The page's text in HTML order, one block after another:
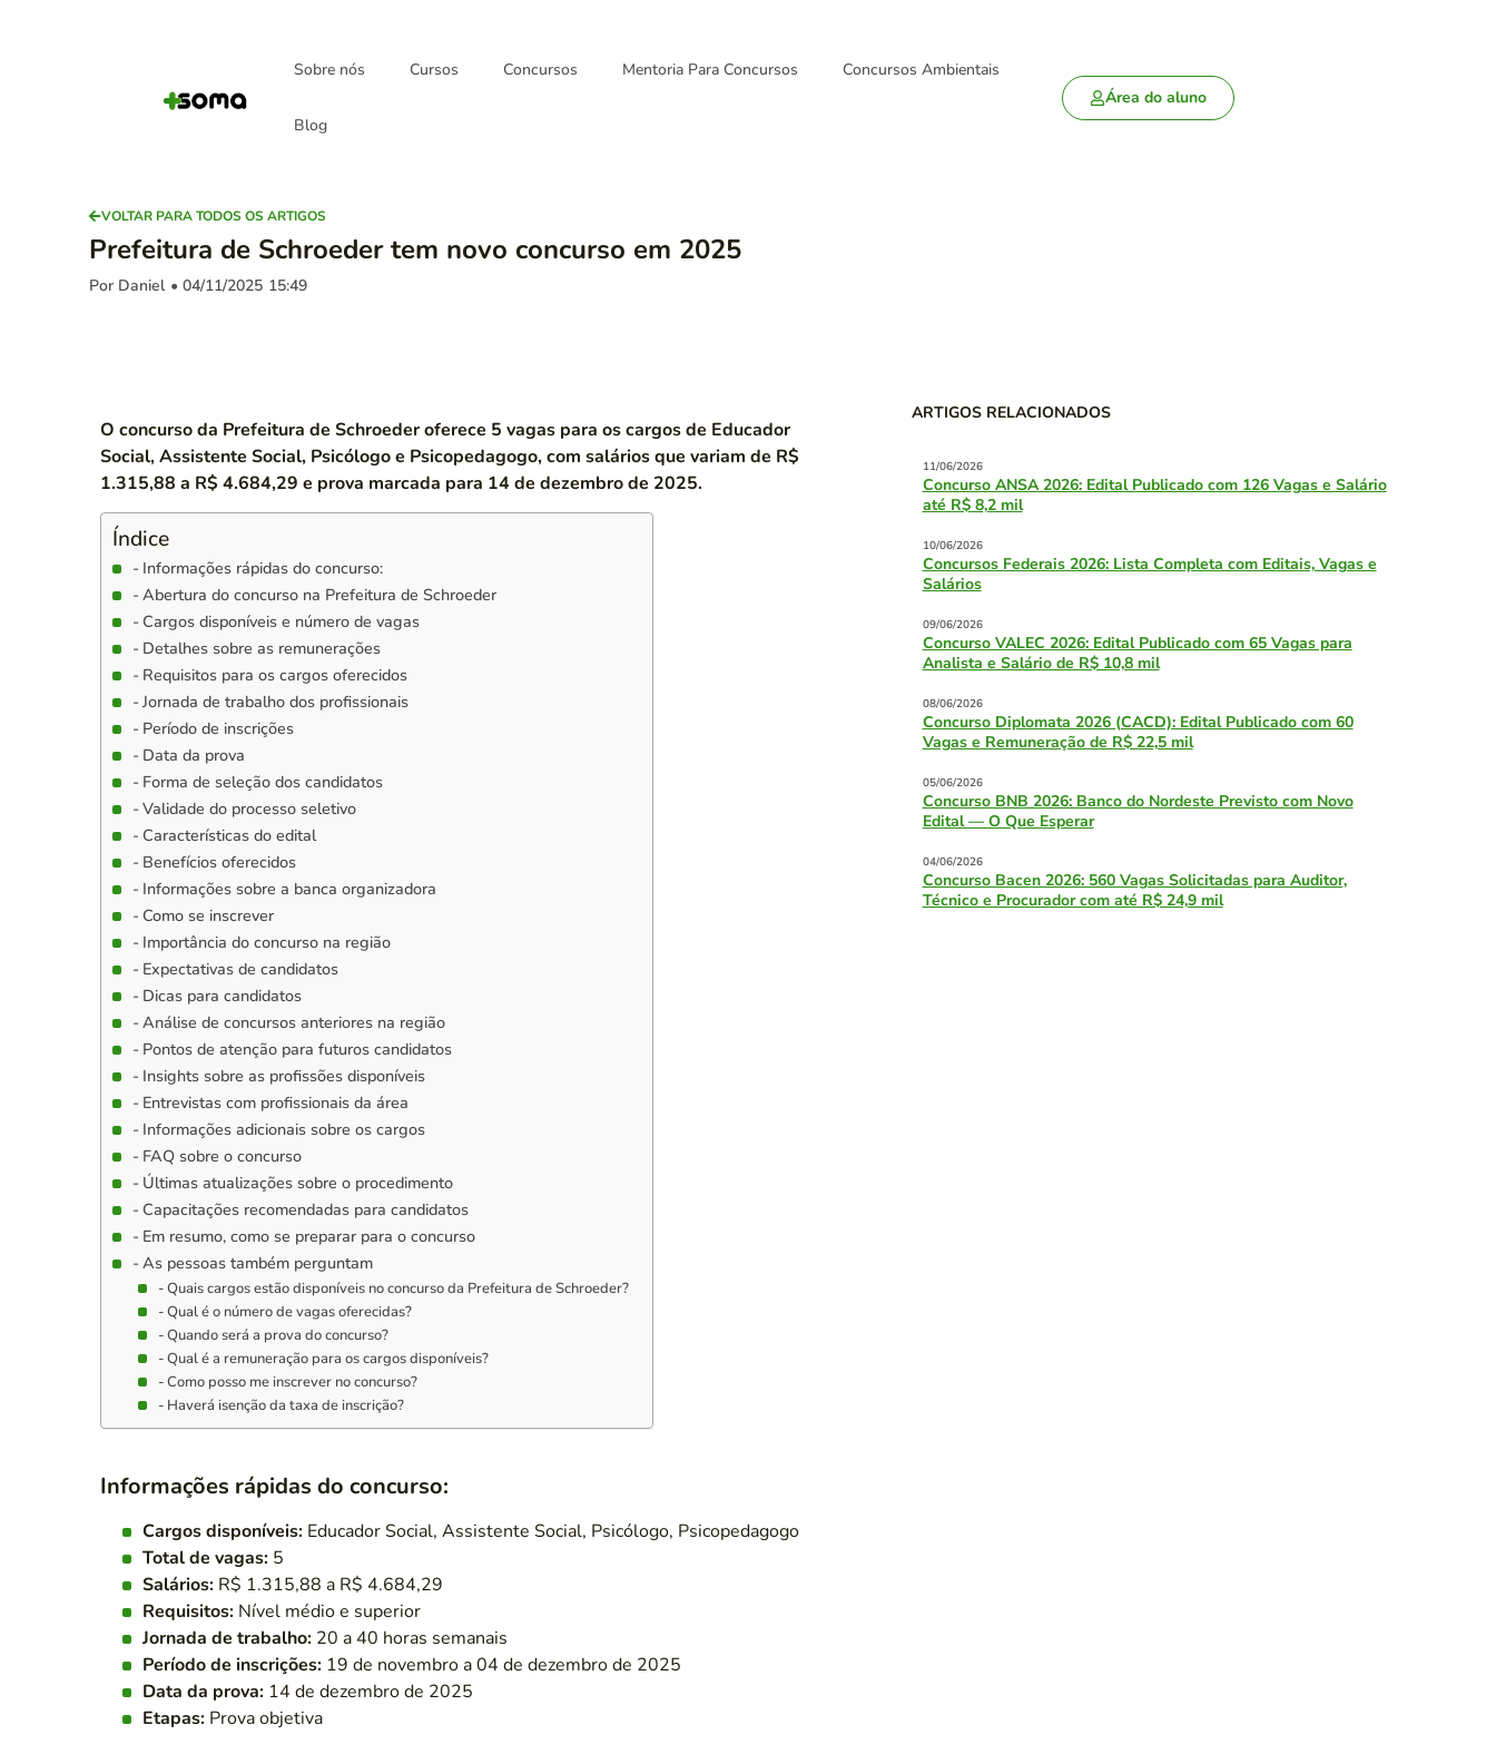
Sobre nós Cursos Concursos Mentoria Para Concursos Concursos Ambientais
Blog
Área do aluno
VOLTAR PARA TODOS OS ARTIGOS
Prefeitura de Schroeder tem novo concurso em 2025
Por Daniel • 04/11/2025 15:49
O concurso da Prefeitura de Schroeder oferece 5 vagas para os cargos de Educador
Social, Assistente Social, Psicólogo e Psicopedagogo, com salários que variam de R$
1.315,88 a R$ 4.684,29 e prova marcada para 14 de dezembro de 2025.
Índice
Informações rápidas do concurso:
Abertura do concurso na Prefeitura de Schroeder
Cargos disponíveis e número de vagas
Detalhes sobre as remunerações
Requisitos para os cargos oferecidos
Jornada de trabalho dos profissionais
Período de inscrições
Data da prova
Forma de seleção dos candidatos
Validade do processo seletivo
Características do edital
Benefícios oferecidos
Informações sobre a banca organizadora
Como se inscrever
Importância do concurso na região
Expectativas de candidatos
Dicas para candidatos
Análise de concursos anteriores na região
Pontos de atenção para futuros candidatos
Insights sobre as profissões disponíveis
Entrevistas com profissionais da área
Informações adicionais sobre os cargos
FAQ sobre o concurso
Últimas atualizações sobre o procedimento
Capacitações recomendadas para candidatos
Em resumo, como se preparar para o concurso
As pessoas também perguntam
Quais cargos estão disponíveis no concurso da Prefeitura de Schroeder?
Qual é o número de vagas oferecidas?
Quando será a prova do concurso?
Qual é a remuneração para os cargos disponíveis?
Como posso me inscrever no concurso?
Haverá isenção da taxa de inscrição?
Informações rápidas do concurso:
Cargos disponíveis: Educador Social, Assistente Social, Psicólogo, Psicopedagogo
Total de vagas: 5
Salários: R$ 1.315,88 a R$ 4.684,29
Requisitos: Nível médio e superior
Jornada de trabalho: 20 a 40 horas semanais
Período de inscrições: 19 de novembro a 04 de dezembro de 2025
Data da prova: 14 de dezembro de 2025
Etapas: Prova objetiva
ARTIGOS RELACIONADOS
11/06/2026
Concurso ANSA 2026: Edital Publicado com 126 Vagas e Salário
até R$ 8,2 mil
10/06/2026
Concursos Federais 2026: Lista Completa com Editais, Vagas e
Salários
09/06/2026
Concurso VALEC 2026: Edital Publicado com 65 Vagas para
Analista e Salário de R$ 10,8 mil
08/06/2026
Concurso Diplomata 2026 (CACD): Edital Publicado com 60
Vagas e Remuneração de R$ 22,5 mil
05/06/2026
Concurso BNB 2026: Banco do Nordeste Previsto com Novo
Edital — O Que Esperar
04/06/2026
Concurso Bacen 2026: 560 Vagas Solicitadas para Auditor,
Técnico e Procurador com até R$ 24,9 mil